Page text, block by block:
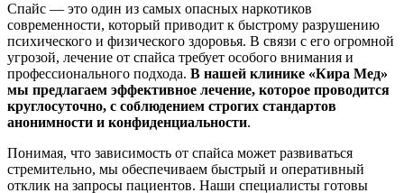
Спайс — это один из самых опасных наркотиков
современности, который приводит к быстрому разрушению
психического и физического здоровья. В связи с его огромной
угрозой, лечение от спайса требует особого внимания и
профессионального подхода. В нашей клинике «Кира Мед»
мы предлагаем эффективное лечение, которое проводится
круглосуточно, с соблюдением строгих стандартов
анонимности и конфиденциальности.
Понимая, что зависимость от спайса может развиваться
стремительно, мы обеспечиваем быстрый и оперативный
отклик на запросы пациентов. Наши специалисты готовы